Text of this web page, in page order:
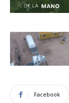
Facebook